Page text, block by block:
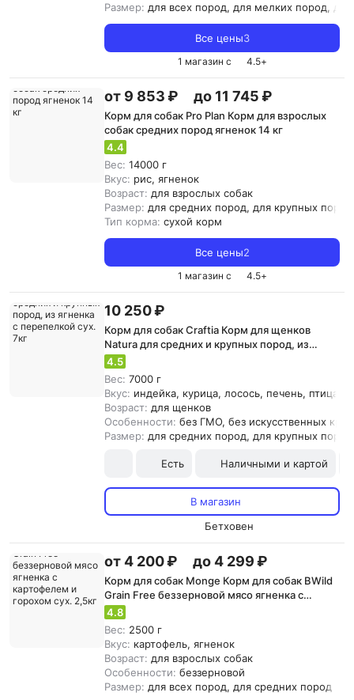
Размер: для всех пород, для мелких пород,
Все цены3
1 магазин с 4.5+
от 9 853 ₽ до 11 745 ₽
Корм для собак Pro Plan Корм для взрослых
собак средних пород ягненок 14 кг
4.4
Вес: 14000 г
Вкус: рис, ягненок
Возраст: для взрослых собак
Размер: для средних пород, для крупных пород
Тип корма: сухой корм
Все цены2
1 магазин с 4.5+
10 250 ₽
Корм для собак Craftia Корм для щенков
Natura для средних и крупных пород, из
ягненка с перепелкой сух. 7кг
4.5
Вес: 7000 г
Вкус: индейка, курица, лосось, печень, птица,
Возраст: для щенков
Особенности: без ГМО, без искусственных
Размер: для средних пород, для крупных пород
Есть Наличными и картой
В магазин
Бетховен
от 4 200 ₽ до 4 299 ₽
Корм для собак Monge Корм для собак BWild
Grain Free беззерновой мясо ягненка с
картофелем и горохом сух. 2,5кг
4.8
Вес: 2500 г
Вкус: картофель, ягненок
Возраст: для взрослых собак
Особенности: беззерновой
Размер: для всех пород, для средних пород